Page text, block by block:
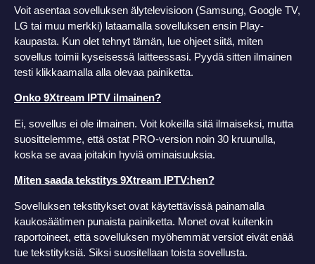
Voit asentaa sovelluksen älytelevisioon (Samsung, Google TV,
LG tai muu merkki) lataamalla sovelluksen ensin Play-
kaupasta. Kun olet tehnyt tämän, lue ohjeet siitä, miten
sovellus toimii kyseisessä laitteessasi. Pyydä sitten ilmainen
testi klikkaamalla alla olevaa painiketta.
Onko 9Xtream IPTV ilmainen?
Ei, sovellus ei ole ilmainen. Voit kokeilla sitä ilmaiseksi, mutta
suosittelemme, että ostat PRO-version noin 30 kruunulla,
koska se avaa joitakin hyviä ominaisuuksia.
Miten saada tekstitys 9Xtream IPTV:hen?
Sovelluksen tekstitykset ovat käytettävissä painamalla
kaukosäätimen punaista painiketta. Monet ovat kuitenkin
raportoineet, että sovelluksen myöhemmät versiot eivät enää
tue tekstityksiä. Siksi suositellaan toista sovellusta.